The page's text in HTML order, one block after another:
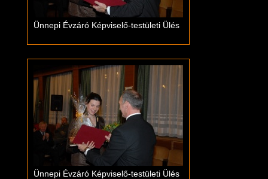
Ünnepi Évzáró Képviselő-testületi Ülés
Ünnepi Évzáró Képviselő-testületi Ülés